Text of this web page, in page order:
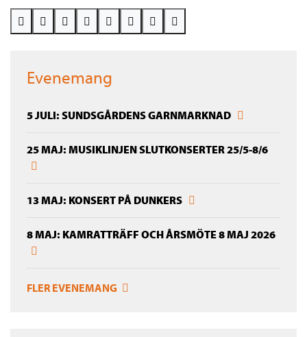
Evenemang
5 JULI: SUNDSGÅRDENS GARNMARKNAD
25 MAJ: MUSIKLINJEN SLUTKONSERTER 25/5-8/6
13 MAJ: KONSERT PÅ DUNKERS
8 MAJ: KAMRATTRÄFF OCH ÅRSMÖTE 8 MAJ 2026
FLER EVENEMANG